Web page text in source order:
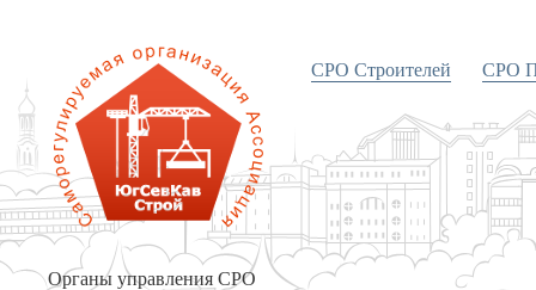
«Объединение строителей
Южного и Северо-Кавказского
округов»
СРО Строителей СРО
Органы управления СРО